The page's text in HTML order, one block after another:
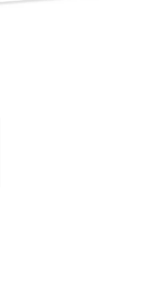
1 599 Kč